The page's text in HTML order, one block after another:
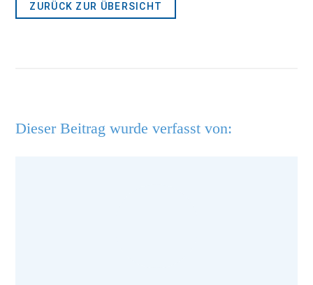
ZURÜCK ZUR ÜBERSICHT
Dieser Beitrag wurde verfasst von: